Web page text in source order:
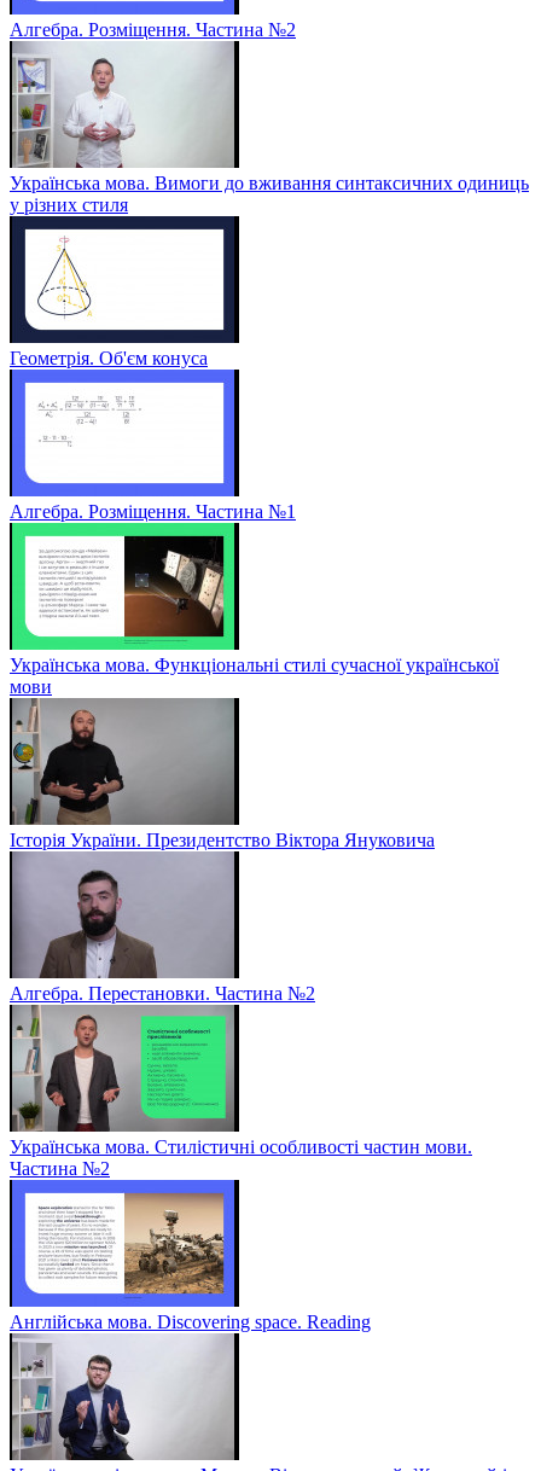
Алгебра. Розміщення. Частина №2
Українська мова. Вимоги до вживання синтаксичних одиниць
у різних стиля
Геометрія. Об'єм конуса
Алгебра. Розміщення. Частина №1
Українська мова. Функціональні стилі сучасної української
мови
Історія України. Президентство Віктора Януковича
Алгебра. Перестановки. Частина №2
Українська мова. Стилістичні особливості частин мови.
Частина №2
Англійська мова. Discovering space. Reading